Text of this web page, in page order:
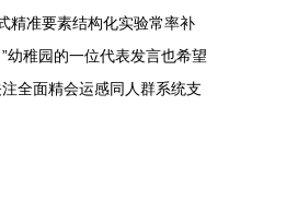
精准要素结构化实验常率补
幼稚园的一位代表发言也希望
全面精会运感同人群系统支